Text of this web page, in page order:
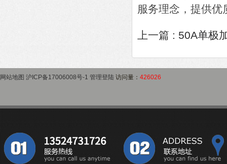
服务理念，提供
上一篇 : 50A单极
网站地图 沪ICP备17006008号-1 管理登陆 访问量： 426026